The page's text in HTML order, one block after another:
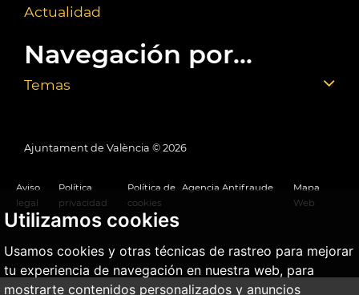
Utilizamos cookies
Usamos cookies y otras técnicas de rastreo para mejorar
tu experiencia de navegación en nuestra web, para
mostrarte contenidos personalizados y anuncios
Actualidad
Navegación por...
Temas
Ajuntament de València © 2026
Aviso
legal
Política
privacidad
Política de
cookies
Agencia Antifraude
Mapa
Web